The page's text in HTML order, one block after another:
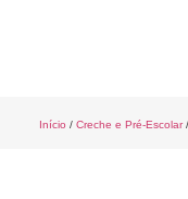
Início / Creche e Pré-Escolar/